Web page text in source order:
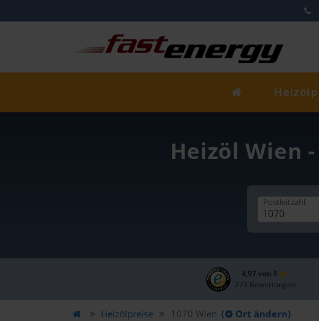
Heizöl Wien
Postleitzahl
4,97 von 5
273 Bewertungen
Heizölpreise 1070 Wien ( Ort ändern)